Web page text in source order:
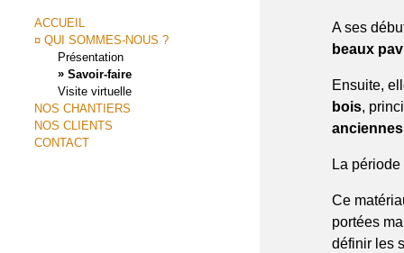
ACCUEIL
¤ QUI SOMMES-NOUS ?
Présentation
» Savoir-faire
Visite virtuelle
NOS CHANTIERS
NOS CLIENTS
CONTACT
A ses
beaux
Ensuite,
bois,
La
Ce
portées
définir les